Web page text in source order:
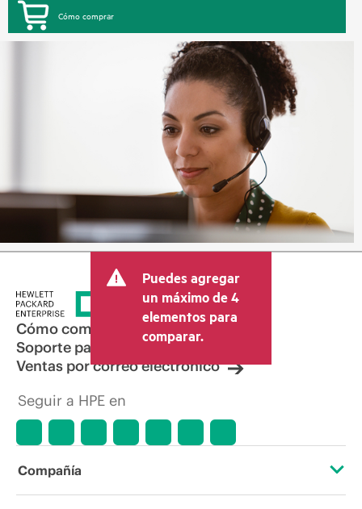
Cómo comprar
Puedes agregar
un máximo de 4
elementos para
comparar.
Cómo comprar
Soporte para productos
Ventas por correo electrónico
Seguir a HPE en
Compañía